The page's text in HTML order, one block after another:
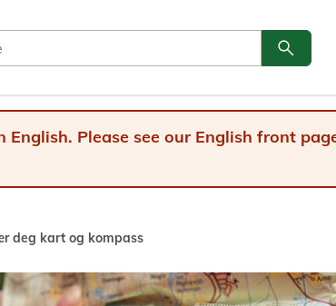
Go to
search
Please see our English front
deg kart og kompass